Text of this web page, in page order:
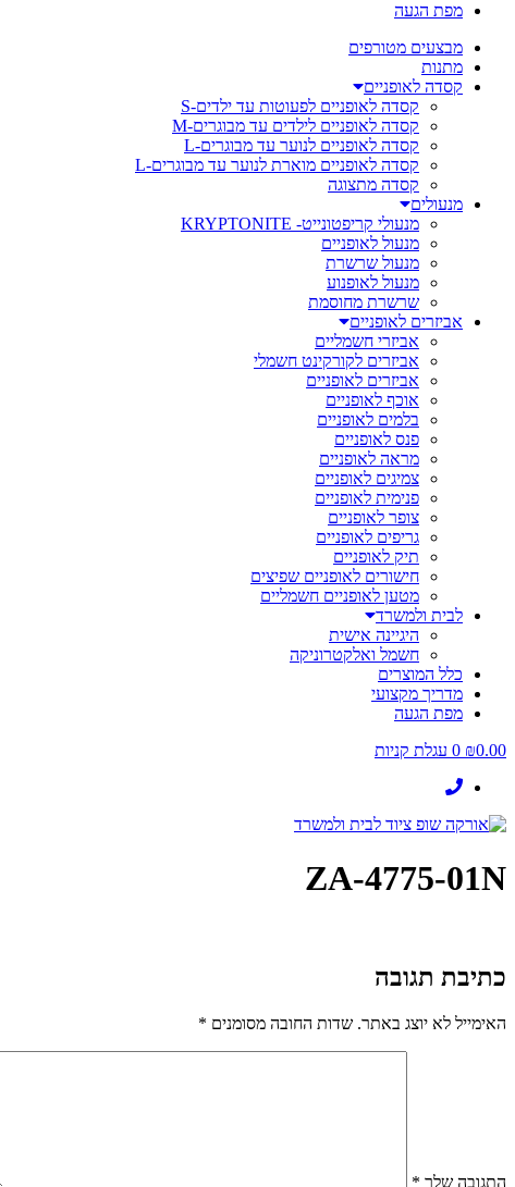
מפת הגעה
מבצעים מטורפים
מתנות
קסדה לאופניים
קסדה לאופניים לפעוטות עד ילדים-S
קסדה לאופניים לילדים עד מבוגרים-M
קסדה לאופניים לנוער עד מבוגרים-L
קסדה לאופניים מוארת לנוער עד מבוגרים-L
קסדה מתצוגה
מנעולים
מנעולי קריפטונייט- KRYPTONITE
מנעול לאופניים
מנעול שרשרת
מנעול לאופנוע
שרשרת מחוסמת
אביזרים לאופניים
אביזרי חשמליים
אביזרים לקורקינט חשמלי
אביזרים לאופניים
אוכף לאופניים
בלמים לאופניים
פנס לאופניים
מראה לאופניים
צמיגים לאופניים
פנימית לאופניים
צופר לאופניים
גריפים לאופניים
תיק לאופניים
חישורים לאופניים שפיצים
מטען לאופניים חשמליים
לבית ולמשרד
היגיינה אישית
חשמל ואלקטרוניקה
כלל המוצרים
מדריך מקצועי
מפת הגעה
₪0.00
0 עגלת קניות
ZA-4775-01N
כתיבת תגובה
האימייל לא יוצג באתר. שדות החובה מסומנים *
התגובה שלך *